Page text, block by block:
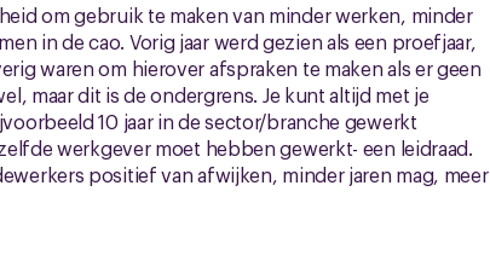
om gebruik te maken van minder werken, minder
in de cao. Vorig jaar werd gezien als een proefjaar,
waren om hierover afspraken te maken als er geen
maar dit is de ondergrens. Je kunt altijd met je
10 jaar in de sector/branche gewerkt
werkgever moet hebben gewerkt- een leidraad.
positief van afwijken, minder jaren mag, meer